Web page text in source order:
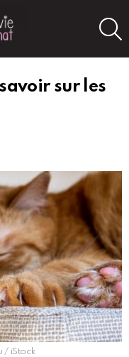
sur les
/ iStock